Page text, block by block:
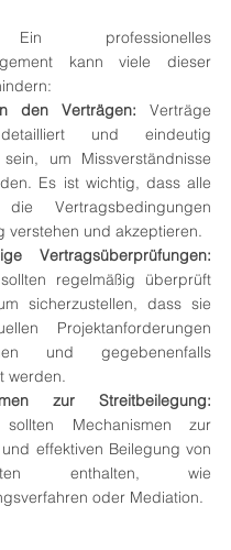
professionelles
kann viele dieser
den Verträgen: Verträge
und eindeutig
um Missverständnisse
Es ist wichtig, dass alle
Vertragsbedingungen
verstehen und akzeptieren.
Vertragsüberprüfungen:
regelmäßig überprüft
sicherzustellen, dass sie
Projektanforderungen
und gegebenenfalls
werden.
zur Streitbeilegung:
sollten Mechanismen zur
effektiven Beilegung von
enthalten, wie
oder Mediation.